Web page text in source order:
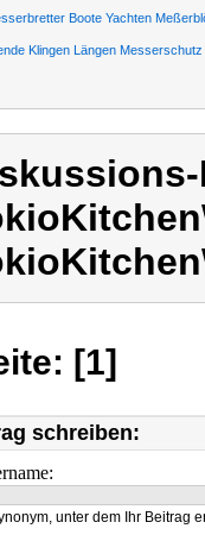
Boote Yachten
Klingen Längen
[1]
schreiben:
unter dem Ihr Beitrag